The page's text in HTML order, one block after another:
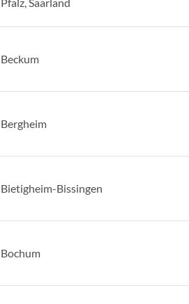
Beckum
Bergheim
Bietigheim-Bissingen
Bochum